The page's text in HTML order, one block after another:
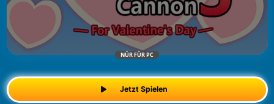
NÜR FÜR PC
Jetzt Spielen